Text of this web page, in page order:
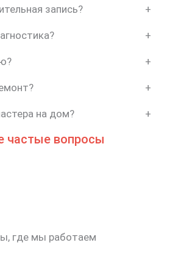
запись? +
+
+
+
на дом? +
частые вопросы
где мы работаем